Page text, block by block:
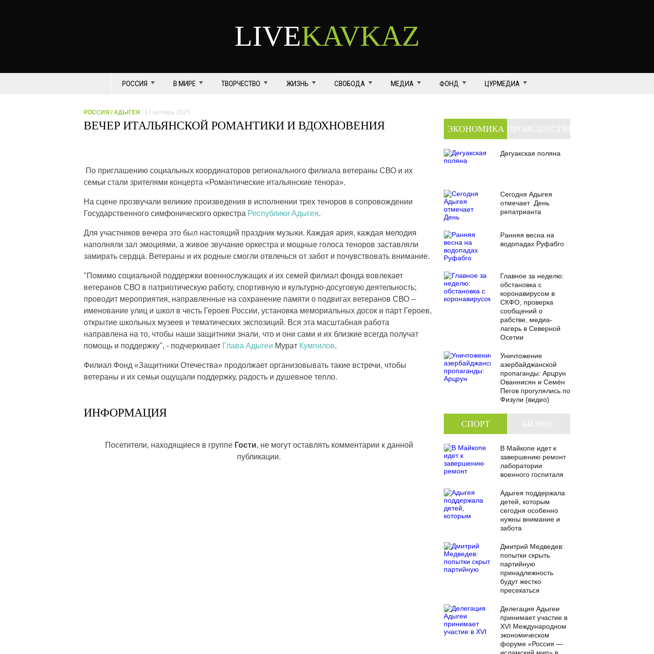
LIVEKAVKAZ
РОССИЯ В МИРЕ ТВОРЧЕСТВО ЖИЗНЬ СВОБОДА МЕДИА ФОНД ЦУРМЕДИА
РОССИЯ /АДЫГЕЯ / 17 октябрь 2025
ВЕЧЕР ИТАЛЬЯНСКОЙ РОМАНТИКИ И ВДОХНОВЕНИЯ
По приглашению социальных координаторов регионального филиала ветераны СВО и их
семьи стали зрителями концерта «Романтические итальянские тенора».
На сцене прозвучали великие произведения в исполнении трех теноров в сопровождении
Государственного симфонического оркестра Республики Адыгея.
Для участников вечера это был настоящий праздник музыки. Каждая ария, каждая мелодия
наполняли зал эмоциями, а живое звучание оркестра и мощные голоса теноров заставляли
замирать сердца. Ветераны и их родные смогли отвлечься от забот и почувствовать внимание.
"Помимо социальной поддержки военнослужащих и их семей филиал фонда вовлекает
ветеранов СВО в патриотическую работу, спортивную и культурно-досуговую деятельность;
проводит мероприятия, направленные на сохранение памяти о подвигах ветеранов СВО –
именование улиц и школ в честь Героев России, установка мемориальных досок и парт Героев,
открытие школьных музеев и тематических экспозиций. Вся эта масштабная работа
направлена на то, чтобы наши защитники знали, что и они сами и их близкие всегда получат
помощь и поддержку", - подчеркивает Глава Адыгеи Мурат Кумпилов.
Филиал Фонд «Защитники Отечества» продолжает организовывать такие встречи, чтобы
ветераны и их семьи ощущали поддержку, радость и душевное тепло.
ИНФОРМАЦИЯ
Посетители, находящиеся в группе Гости, не могут оставлять комментарии к данной
публикации.
ЭКОНОМИКА
Дегуакская поляна
Сегодня Адыгея
отмечает День
репатрианта
Ранняя весна на
водопадах Руфабго
Главное за неделю:
обстановка с
коронавирусом в
СКФО, проверка
сообщений о
рабстве, медиа-
лагерь в Северной
Осетии
Уничтожение
азербайджанской
пропаганды: Арцрун
Ованнисян и Семён
Пегов прогулялись по
Физули (видео)
СПОРТ
В Майкопе идет к
завершению ремонт
лаборатории
военного госпиталя
Адыгея поддержала
детей, которым
сегодня особенно
нужны внимание и
забота
Дмитрий Медведев:
попытки скрыть
партийную
принадлежность
будут жестко
пресекаться
Делегация Адыгеи
принимает участие в
XVI Международном
экономическом
форуме «Россия —